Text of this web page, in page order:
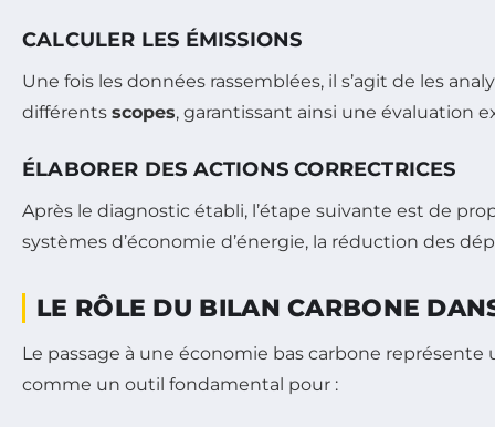
CALCULER LES ÉMISSIONS
Une fois les données rassemblées, il s’agit de les
différents scopes, garantissant ainsi une évaluation
ÉLABORER DES ACTIONS CORRECTRICES
Après le diagnostic établi, l’étape suivante est de
systèmes d’économie d’énergie, la réduction des
LE RÔLE DU BILAN CARBONE
Le passage à une économie bas carbone
comme un outil fondamental pour :